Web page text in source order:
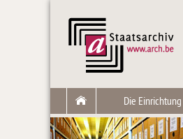
Die Einrichtung